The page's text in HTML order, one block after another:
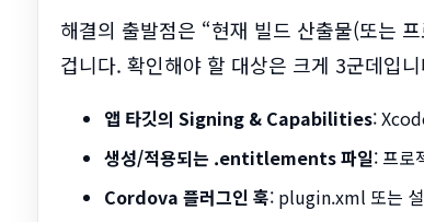
해결의 출발점은 “현재 빌드 산출물(또는
겁니다. 확인해야 할 대상은 크게 3군데입
앱 타깃의 Signing & Capabilities:
생성/적용되는 .entitlements 파일: 프로
Cordova 플러그인 훅: plugin.xml 또는